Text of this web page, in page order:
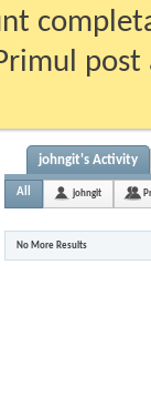
johngit's Activity
All johngit
No More Results